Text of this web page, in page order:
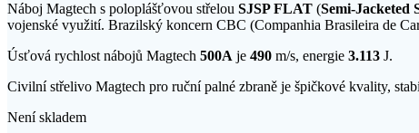
Náboj Magtech s poloplášťovou střelou SJSP FLAT (Semi-Jacketed
vojenské využití. Brazilský koncern CBC (Companhia Brasileira de
Úsťová rychlost nábojů Magtech 500A je 490 m/s, energie 3.113 J.
Civilní střelivo Magtech pro ruční palné zbraně je špičkové kvality,
Není skladem